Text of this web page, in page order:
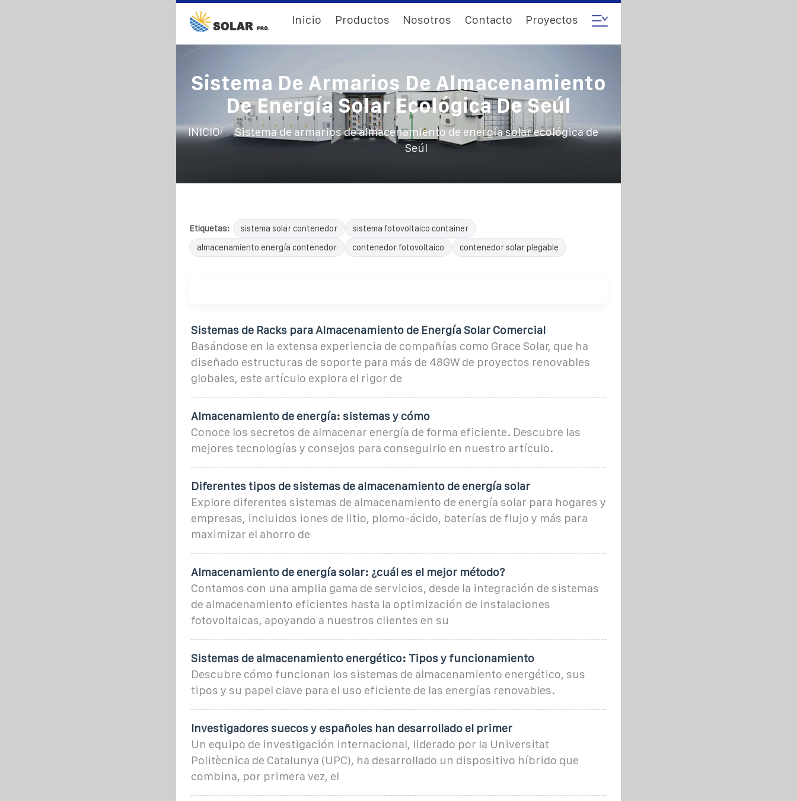
Inicio Productos Nosotros Contacto Proyectos
Sistema De Armarios De Almacenamiento
De Energía Solar Ecológica De Seúl
INICIO/
Sistema de armarios de almacenamiento de energía solar ecológica de
Seúl
Etiquetas: sistema solar contenedor
sistema fotovoltaico container
almacenamiento energía contenedor
contenedor fotovoltaico contenedor solar plegable
Sistemas de Racks para Almacenamiento de Energía Solar Comercial
Basándose en la extensa experiencia de compañías como Grace Solar, que ha
diseñado estructuras de soporte para más de 48GW de proyectos renovables
globales, este artículo explora el rigor de
Almacenamiento de energía: sistemas y cómo
Conoce los secretos de almacenar energía de forma eficiente. Descubre las
mejores tecnologías y consejos para conseguirlo en nuestro artículo.
Diferentes tipos de sistemas de almacenamiento de energía solar
Explore diferentes sistemas de almacenamiento de energía solar para hogares y
empresas, incluidos iones de litio, plomo-ácido, baterías de flujo y más para
maximizar el ahorro de
Almacenamiento de energía solar: ¿cuál es el mejor método?
Contamos con una amplia gama de servicios, desde la integración de sistemas
de almacenamiento eficientes hasta la optimización de instalaciones
fotovoltaicas, apoyando a nuestros clientes en su
Sistemas de almacenamiento energético: Tipos y funcionamiento
Descubre cómo funcionan los sistemas de almacenamiento energético, sus
tipos y su papel clave para el uso eficiente de las energías renovables.
Investigadores suecos y españoles han desarrollado el primer
Un equipo de investigación internacional, liderado por la Universitat
Politècnica de Catalunya (UPC), ha desarrollado un dispositivo híbrido que
combina, por primera vez, el